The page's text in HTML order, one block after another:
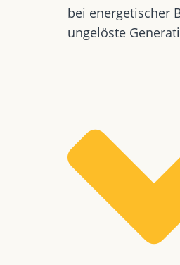
bei energetischer
ungelöste